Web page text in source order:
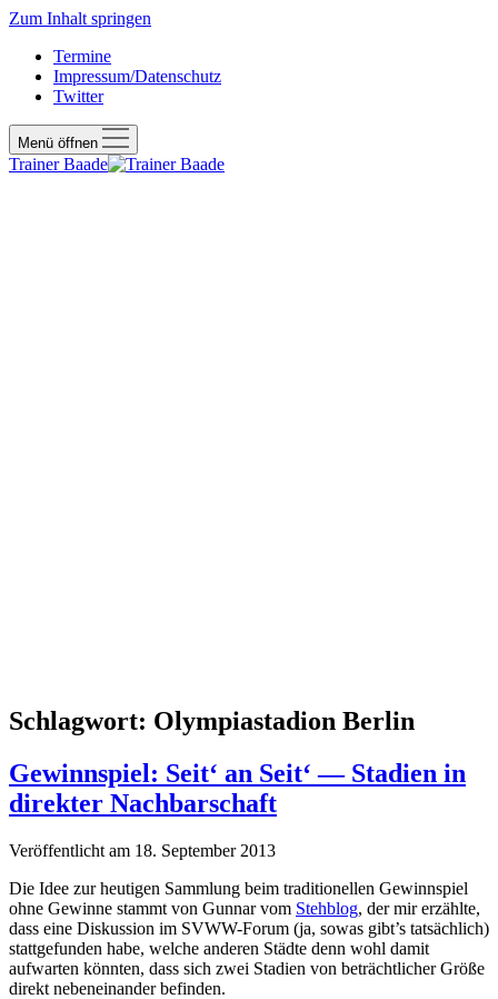
Zum Inhalt springen
Termine
Impressum/Datenschutz
Twitter
Menü öffnen
Trainer Baade
Schlagwort: Olympiastadion Berlin
Gewinnspiel: Seit‘ an Seit‘ — Stadien in
direkter Nachbarschaft
Veröffentlicht am 18. September 2013
Die Idee zur heutigen Sammlung beim traditionellen Gewinnspiel
ohne Gewinne stammt von Gunnar vom Stehblog, der mir erzählte,
dass eine Diskussion im SVWW-Forum (ja, sowas gibt’s tatsächlich)
stattgefunden habe, welche anderen Städte denn wohl damit
aufwarten könnten, dass sich zwei Stadien von beträchtlicher Größe
direkt nebeneinander befinden.